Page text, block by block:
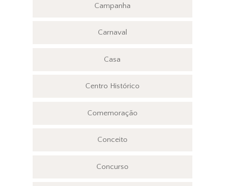
Campanha
Carnaval
Casa
Centro Histórico
Comemoração
Conceito
Concurso